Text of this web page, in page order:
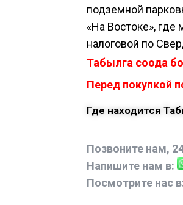
подземной
«На Востоке», где
налоговой по
Табылга соода
Перед покупкой
Где находится
Позвоните нам,
Напишите нам в:
Посмотрите нас